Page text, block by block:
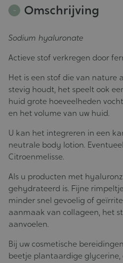
Omschrijving
Sodium hyaluronate
Actieve stof verkregen door
Het is een stof die van nature
stevig houdt, het speelt ook
huid grote hoeveelheden
en het volume van uw huid.
U kan het integreren in een
neutrale body lotion.
Citroenmelisse.
Als u producten met
gehydrateerd is. Fijne
minder snel gevoelig of
aanmaak van collageen, het
aanvoelen.
Bij uw cosmetische
beetje plantaardige